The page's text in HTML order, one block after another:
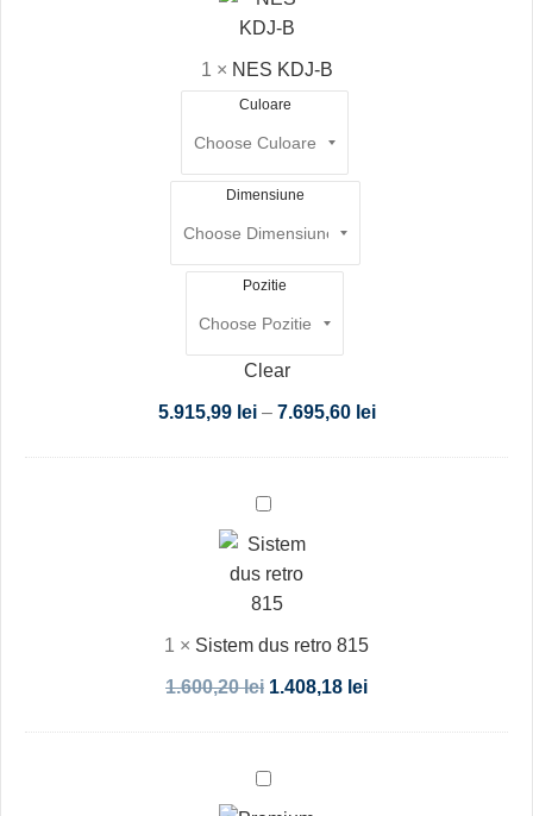
B
1 × NES KDJ-B
Culoare
Dimensiune
Pozitie
Clear
5.915,99 lei – 7.695,60 lei
Sistem
dus
815
1 × Sistem dus retro 815
1.600,20lei 1.408,18 lei
Premium
Plus